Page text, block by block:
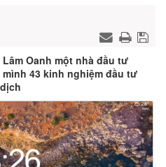
Oanh một nhà đầu tư
43 kinh nghiệm đầu tư